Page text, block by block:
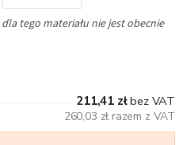
tego materiału nie jest obecnie
211,41 złbez VAT
260,03 zł razem z VAT